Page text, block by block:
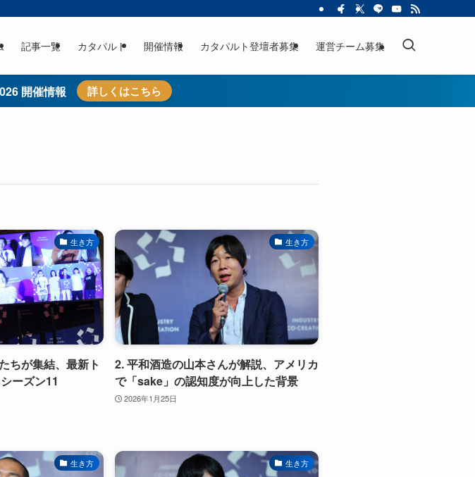
記事一覧 カタパルト 開催情報 カタパルト登壇者募集 運営チーム募集
開催情報 詳しくはこちら
生き方
ちが集結、最新ト
ーズン11
生き方
2. 平和酒造の山本さんが解説、アメリカ
で「sake」の認知度が向上した背景
2026年1月25日
生き方 生き方